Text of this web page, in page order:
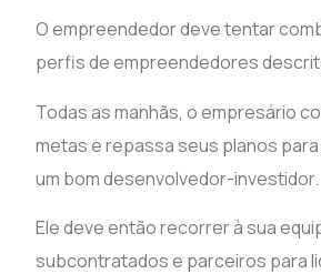
O empreendedor deve tentar
perfis de empreendedores
Todas as manhãs, o empresário
metas e repassa seus planos
um bom desenvolvedor-investidor.
Ele deve então recorrer à sua
subcontratados e parceiros para